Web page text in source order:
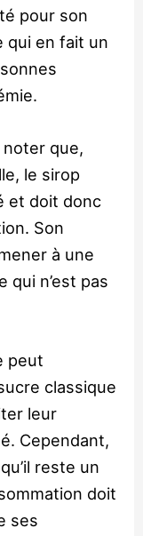
pour son
qui en fait un
que,
le sirop
et doit donc
Son
à une
qui n’est pas
peut
classique
leur
Cependant,
reste un
doit
ses